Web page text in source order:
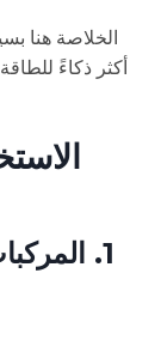
الخلاصة هنا
أكثر ذكاءً